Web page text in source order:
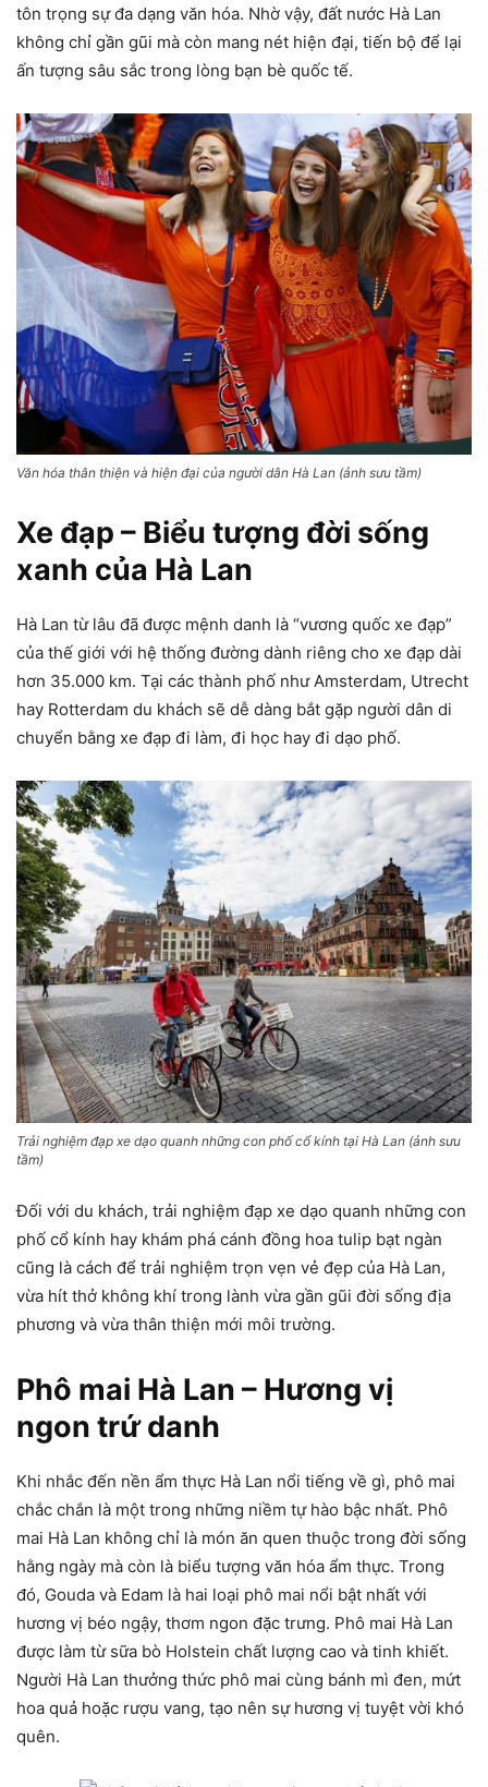
tôn trọng sự đa dạng văn hóa. Nhờ vậy, đất nước Hà Lan
không chỉ gần gũi mà còn mang nét hiện đại, tiến bộ để lại
ấn tượng sâu sắc trong lòng bạn bè quốc tế.
Văn hóa thân thiện và hiện đại của người dân Hà Lan (ảnh sưu tầm)
Xe đạp – Biểu tượng đời sống
xanh của Hà Lan
Hà Lan từ lâu đã được mệnh danh là “vương quốc xe đạp”
của thế giới với hệ thống đường dành riêng cho xe đạp dài
hơn 35.000 km. Tại các thành phố như Amsterdam, Utrecht
hay Rotterdam du khách sẽ dễ dàng bắt gặp người dân di
chuyển bằng xe đạp đi làm, đi học hay đi dạo phố.
Trải nghiệm đạp xe dạo quanh những con phố cổ kính tại Hà Lan (ảnh sưu
tầm)
Đối với du khách, trải nghiệm đạp xe dạo quanh những con
phố cổ kính hay khám phá cánh đồng hoa tulip bạt ngàn
cũng là cách để trải nghiệm trọn vẹn vẻ đẹp của Hà Lan,
vừa hít thở không khí trong lành vừa gần gũi đời sống địa
phương và vừa thân thiện mới môi trường.
Phô mai Hà Lan – Hương vị
ngon trứ danh
Khi nhắc đến nền ẩm thực Hà Lan nổi tiếng về gì, phô mai
chắc chắn là một trong những niềm tự hào bậc nhất. Phô
mai Hà Lan không chỉ là món ăn quen thuộc trong đời sống
hằng ngày mà còn là biểu tượng văn hóa ẩm thực. Trong
đó, Gouda và Edam là hai loại phô mai nổi bật nhất với
hương vị béo ngậy, thơm ngon đặc trưng. Phô mai Hà Lan
được làm từ sữa bò Holstein chất lượng cao và tinh khiết.
Người Hà Lan thưởng thức phô mai cùng bánh mì đen, mứt
hoa quả hoặc rượu vang, tạo nên sự hương vị tuyệt vời khó
quên.